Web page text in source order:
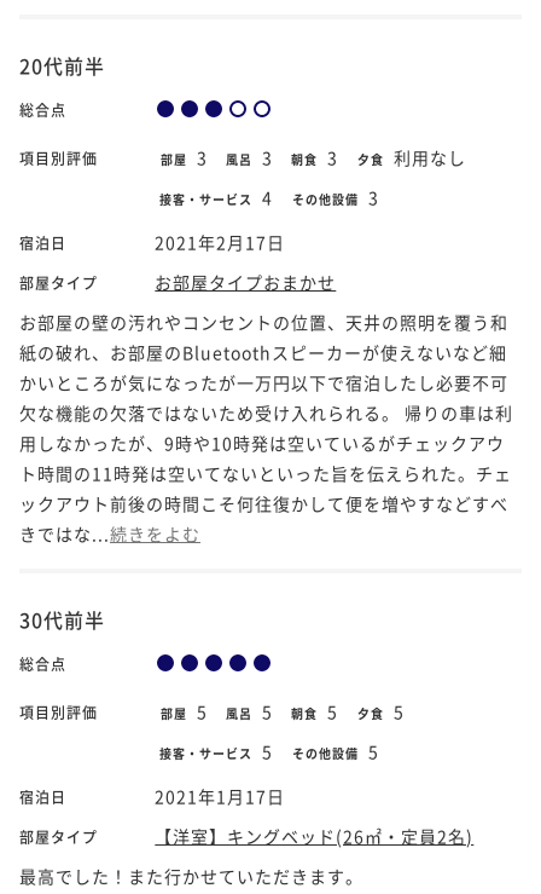
20代前半
総合点
項目別評価 部屋 3 風呂 3 朝食 3 夕食 利用なし
接客・サービス 4 その他設備 3
宿泊日 2021年2月17日
部屋タイプ
お部屋タイプおまかせ
お部屋の壁の汚れやコンセントの位置、天井の照明を覆う和
紙の破れ、お部屋のBluetoothスピーカーが使えないなど細
かいところが気になったが一万円以下で宿泊したし必要不可
欠な機能の欠落ではないため受け入れられる。 帰りの車は利
用しなかったが、9時や10時発は空いているがチェックアウ
ト時間の11時発は空いてないといった旨を伝えられた。チェ
ックアウト前後の時間こそ何往復かして便を増やすなどすべ
きではな... 続きをよむ
30代前半
総合点
項目別評価 部屋 5 風呂 5 朝食 5 夕食 5
接客・サービス 5 その他設備 5
宿泊日 2021年1月17日
部屋タイプ
【洋室】キングベッド(26㎡・定員2名)
最高でした！また行かせていただきます。